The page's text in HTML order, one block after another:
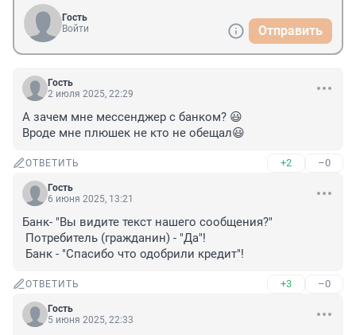
Гость
Войти
Отправить
Гость
2 июля 2025, 22:29
А зачем мне мессенджер с банком? 😃
Вроде мне плюшек не кто не обещал😃
ОТВЕТИТЬ +2 –0
Гость
6 июня 2025, 13:21
Банк- "Вы видите текст нашего сообщения?"
Потребитель (гражданин) - "Да"!
Банк - "Спасибо что одобрили кредит"!
ОТВЕТИТЬ +3 –0
Гость
5 июня 2025, 22:33